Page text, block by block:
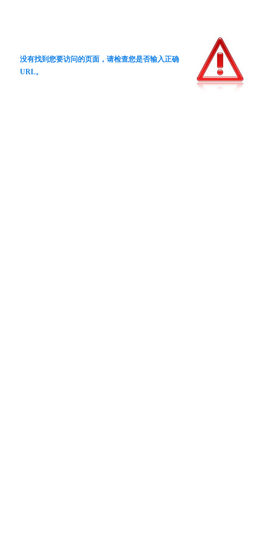
没有找到您要访问的页面，请检查您是否输入正确
URL。